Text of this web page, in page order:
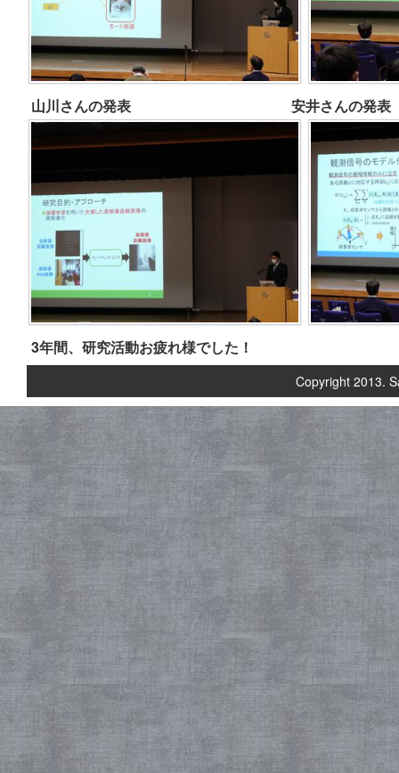
山川さんの発表 安井
3年間、研究活動お疲れ様でした！
Copyright 2013.